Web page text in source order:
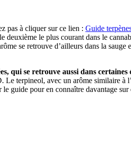
pas à cliquer sur ce lien : Guide
deuxième le plus courant dans le
se retrouve d’ailleurs dans la
qui se retrouve aussi dans
Le terpineol, avec un arôme similaire
guide pour en connaître davantage sur